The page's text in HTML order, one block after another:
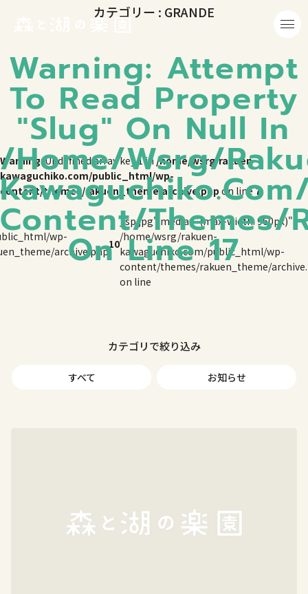
Warning: Undefined array key 1 in /home/wsrg/rakuen-
kawaguchiko.com/public_html/wp-
content/themes/rakuen_theme/archive.php on line7
wp-
archive.php
10
_sp.jpg" media="(max-width: 960px)">
/home/wsrg/rakuen-
kawaguchiko.com/public_html/wp-
content/themes/rakuen_theme/
on line
カテゴリー : GRANDE
Warning: Attempt
To Read Property
"slug" On Null In
/home/wsrg/
Content/themes/
On Line17
カテゴリで絞り込み
すべて お知らせ